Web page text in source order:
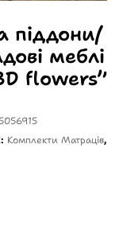
піддони/
меблі
flowers”
5056915
Комплекти Матраців,